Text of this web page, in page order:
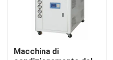
Macchina di